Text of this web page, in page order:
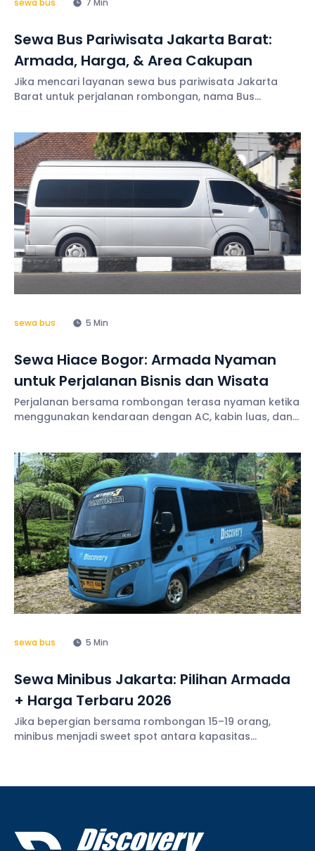
sewa bus 7 Min
Sewa Bus Pariwisata Jakarta Barat:
Armada, Harga, & Area Cakupan
Jika mencari layanan sewa bus pariwisata Jakarta
Barat untuk perjalanan rombongan, nama Bus
wilayah Jakarta Barat, baik
sewa bus 5 Min
Sewa Hiace Bogor: Armada Nyaman
untuk Perjalanan Bisnis dan Wisata
Perjalanan bersama rombongan terasa nyaman ketika
menggunakan kendaraan dengan AC, kabin luas, dan
saat ini mencari
sewa bus 5 Min
Sewa Minibus Jakarta: Pilihan Armada
+ Harga Terbaru 2026
Jika bepergian bersama rombongan 15–19 orang,
minibus menjadi sweet spot antara kapasitas